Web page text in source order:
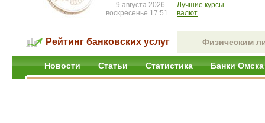
9 августа 2026
воскресенье 17:51
Лучшие курсы
валют
Рейтинг банковских услуг Физическим
Новости Статьи Статистика Банки Омска